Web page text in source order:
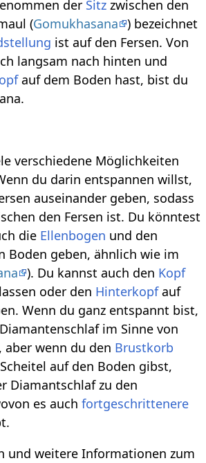
der Sitz zwischen den
(Gomukhasana ) bezeichnet
ist auf den Fersen. Von
langsam nach hinten und
auf dem Boden hast, bist du
verschiedene Möglichkeiten
du darin entspannen willst,
auseinander geben, sodass
den Fersen ist. Du könntest
die Ellenbogen und den
Boden geben, ähnlich wie im
). Du kannst auch den Kopf
oder den Hinterkopfauf
Wenn du ganz entspannt bist,
im Sinne von
, aber wenn du den Brustkorb
auf den Boden gibst,
Diamantschlaf zu den
es auchfortgeschrittenere
und weitere Informationen zum